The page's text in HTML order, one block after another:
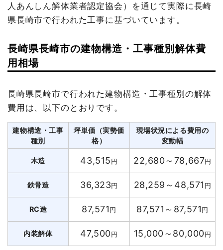
人あんしん解体業者認定協会）を通じて実際に長崎
県長崎市で行われた工事に基づいています。
長崎県長崎市の建物構造・工事種別解体費
用相場
長崎県長崎市で行われた建物構造・工事種別の解体
費用は、以下のとおりです。
建物構造・工事
種別
坪単価（実勢価
格）
現場状況による費用の
変動幅
木造 43,515円 22,680～78,667円
鉄骨造 36,323円 28,259～48,571 円
RC造 87,571円 87,571～87,571円
内装解体 47,500円 15,000～80,000円